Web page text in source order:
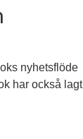
nyhetsflöde
har också lagt